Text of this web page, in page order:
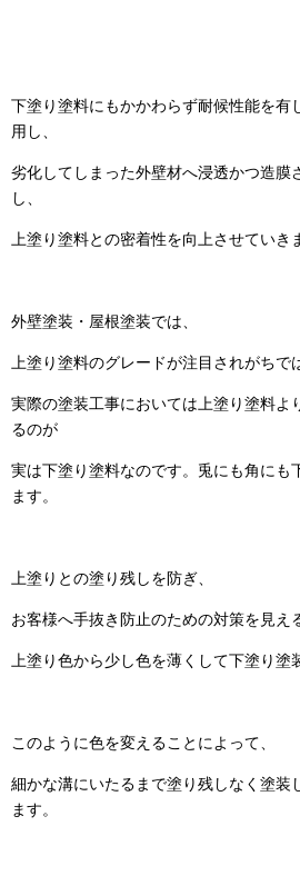
下塗り塗料にもかかわらず耐候性能を有
用し、
劣化してしまった外壁材へ浸透かつ造膜
し、
上塗り塗料との密着性を向上させていき
外壁塗装・屋根塗装では、
上塗り塗料のグレードが注目されがちで
実際の塗装工事においては上塗り塗料よ
るのが
実は下塗り塗料なのです。兎にも角にも
ます。
上塗りとの塗り残しを防ぎ、
お客様へ手抜き防止のための対策を見え
上塗り色から少し色を薄くして下塗り塗
このように色を変えることによって、
細かな溝にいたるまで塗り残しなく塗装
ます。